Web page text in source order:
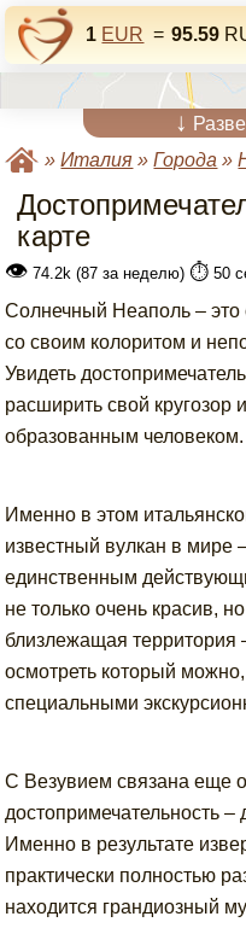
1 EUR = 95.59
↓
»Италия »Города »
карте
👁 74.2k (87 за неделю) ⏱️ 50
Солнечный Неаполь –
со своим колоритом и
Увидеть
расширить свой кругозор
образованным человеком.
Именно в этом
известный вулкан в мире
единственным
не только очень красив,
близлежащая территория
осмотреть который
специальными
С Везувием связана еще
достопримечательность –
Именно в результате
практически полностью
находится грандиозный